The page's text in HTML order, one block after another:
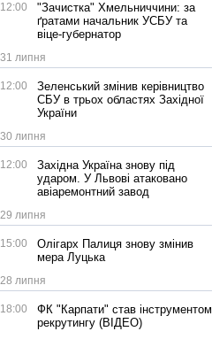
12:00
"Зачистка" Хмельниччини: за
ґратами начальник УСБУ та
віце-губернатор
31 липня
12:00
Зеленський змінив керівництво
СБУ в трьох областях Західної
України
30 липня
12:00
Західна Україна знову під
ударом. У Львові атаковано
авіаремонтний завод
29 липня
15:00
Олігарх Палиця знову змінив
мера Луцька
28 липня
18:00
ФК "Карпати" став інструментом
рекрутингу (ВІДЕО)